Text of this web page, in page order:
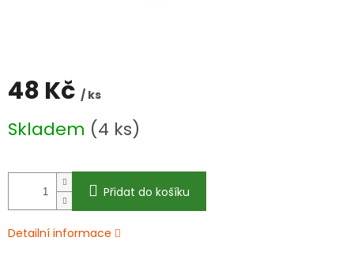
48 Kč / ks
cena:
Skladem (4 ks)
Přidat do košíku
Detailní informace